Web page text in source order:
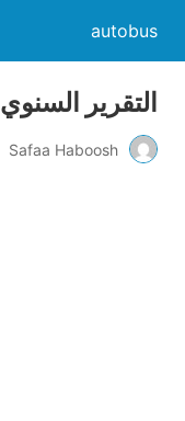
autobus
التقرير السنوي 2025 الشركة المتكاملة للنقل المتعدد
Safaa Haboosh